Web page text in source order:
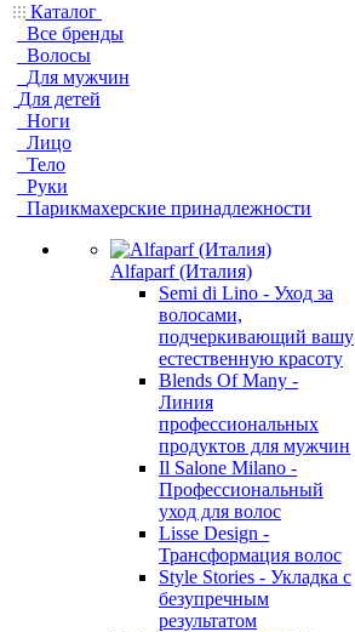
Каталог
Все бренды
Волосы
Для мужчин
Для детей
Ноги
Лицо
Тело
Руки
Парикмахерские принадлежности
Alfaparf (Италия)
Semi di Lino - Уход за
волосами,
подчеркивающий вашу
естественную красоту
Blends Of Many -
Линия
профессиональных
продуктов для мужчин
Il Salone Milano -
Профессиональный
уход для волос
Lisse Design -
Трансформация волос
Style Stories - Укладка с
безупречным
результатом